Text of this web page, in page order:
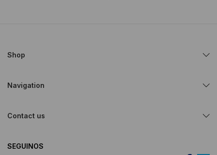
Shop
Navigation
Contact us
SEGUINOS